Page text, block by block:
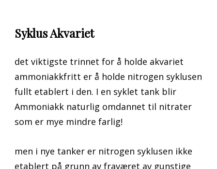
Syklus Akvariet
det viktigste trinnet for å holde akvariet
ammoniakkfritt er å holde nitrogen syklusen
fullt etablert i den. I en syklet tank blir
Ammoniakk naturlig omdannet til nitrater
som er mye mindre farlig!
men i nye tanker er nitrogen syklusen ikke
etablert på grunn av fraværet av gunstige